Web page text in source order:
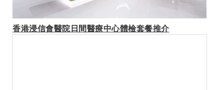
香港浸信會醫院日間醫療中心體檢套餐推介